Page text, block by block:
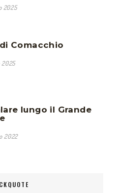
2025
Comacchio
2025
lungo il Grande
2022